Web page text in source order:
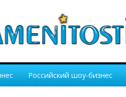
Российский шоу-бизнес